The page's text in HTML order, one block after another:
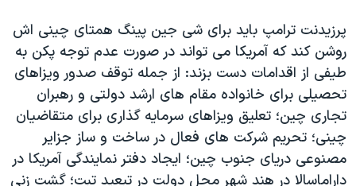
همایش محافظه‌کاران آمریکا «سی‌پک»
صفحه‌های ویژه
سفر پرزیدنت ترامپ به چین
پرزیدنت ترامپ باید برای شی جین پینگ همتای چینی اش
روشن کند که آمریکا می تواند در صورت عدم توجه پکن به
طیفی از اقدامات دست بزند: از جمله توقف صدور ویزاهای
تحصیلی برای خانواده مقام های ارشد دولتی و رهبران
تجاری چین؛ تعلیق ویزاهای سرمایه گذاری برای متقاضیان
چینی؛ تحریم شرکت های فعال در ساخت و ساز جزایر
مصنوعی دریای جنوب چین؛ ایجاد دفتر نمایندگی آمریکا در
داراماسالا در هند شهر محل دولت در تبعید تبت؛ گشت زنی